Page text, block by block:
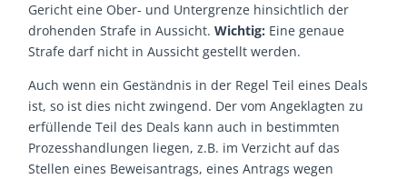
Gericht eine Ober- und Untergrenze hinsichtlich der
drohenden Strafe in Aussicht.Wichtig: Eine genaue
Strafe darf nicht in Aussicht gestellt werden.
Auch wenn ein Geständnis in der Regel Teil eines Deals
ist, so ist dies nicht zwingend. Der vom Angeklagten zu
erfüllende Teil des Deals kann auch in bestimmten
Prozesshandlungen liegen, z.B. im Verzicht auf das
Stellen eines Beweisantrags, eines Antrags wegen